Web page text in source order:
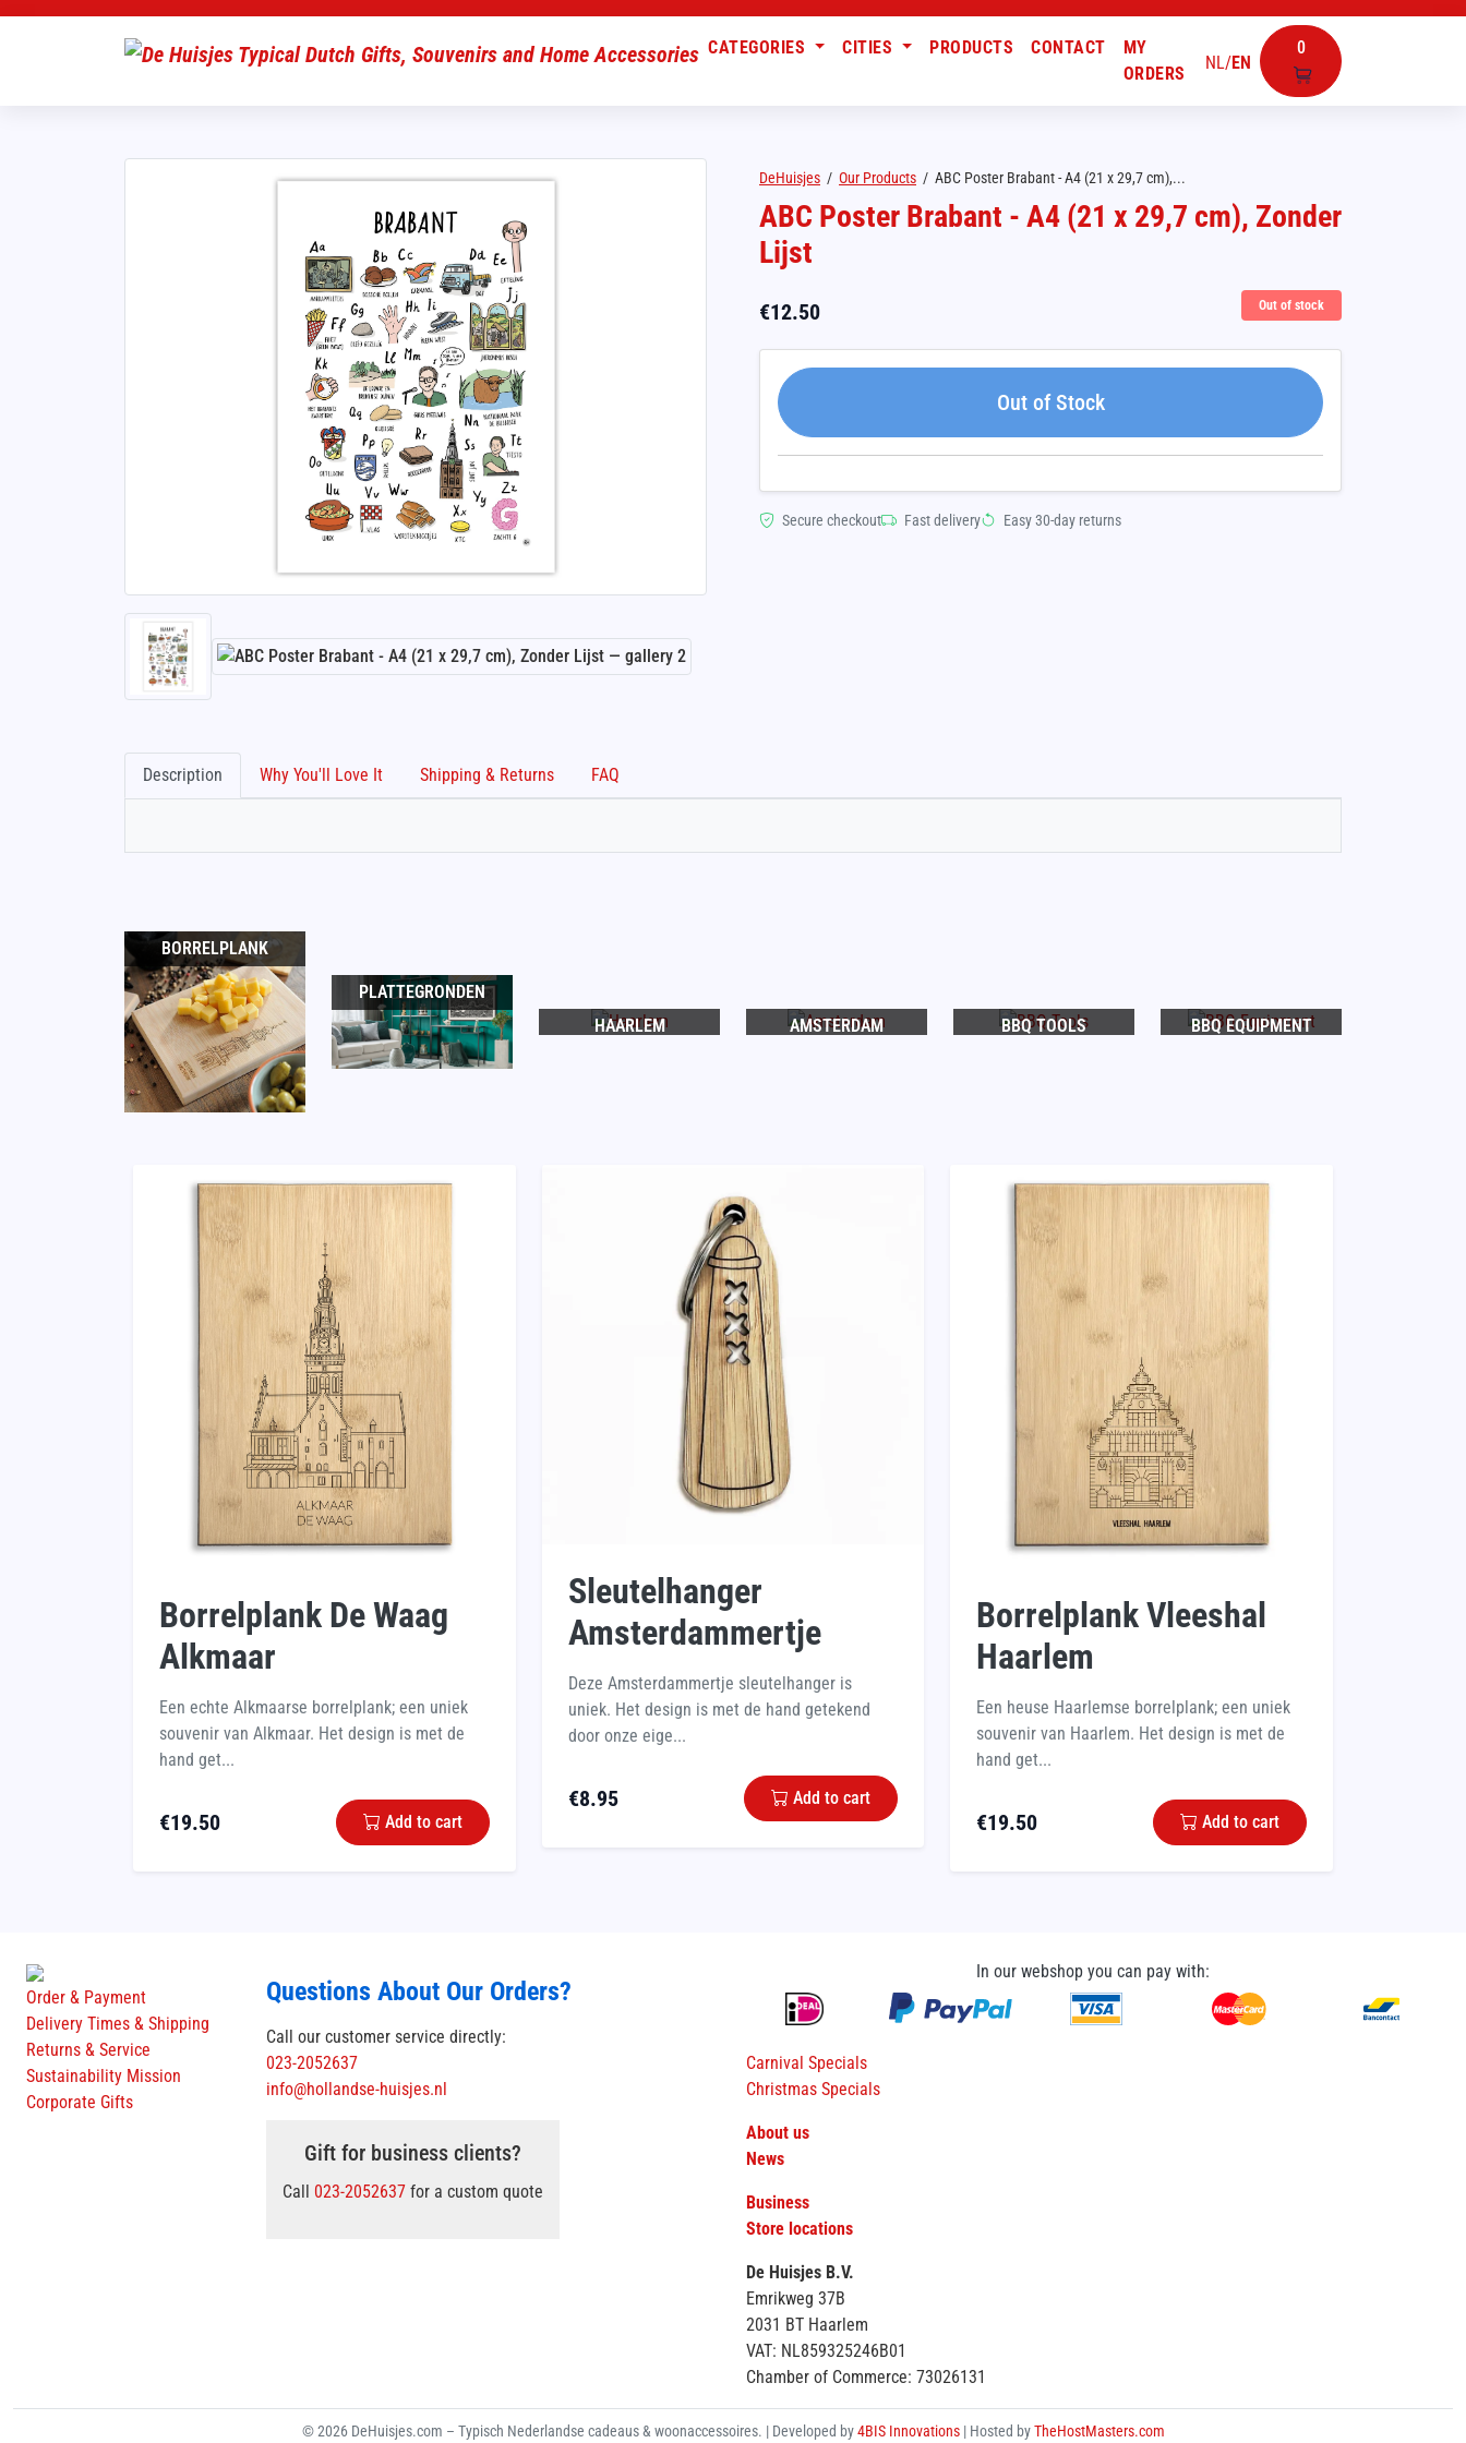
NL/EN
0
CATEGORIES CITIES PRODUCTS CONTACT
MY
ORDERS
DeHuisjes / Our Products / ABC Poster Brabant - A4 (21 x 29,7 cm),...
ABC Poster Brabant - A4 (21 x 29,7 cm), Zonder
Lijst
€12.50 Out of stock
Out of Stock
Secure checkout Fast delivery Easy 30-day returns
Description Why You'll Love It Shipping & Returns FAQ
BORRELPLANK
PLATTEGRONDEN
HAARLEM
AMSTERDAM BBQ TOOLS BBQ EQUIPMENT
Borrelplank De Waag
Alkmaar
Een echte Alkmaarse borrelplank; een uniek
souvenir van Alkmaar. Het design is met de
hand get...
€19.50 Add to cart
Sleutelhanger
Amsterdammertje
Deze Amsterdammertje sleutelhanger is
uniek. Het design is met de hand getekend
door onze eige...
€8.95 Add to cart
Borrelplank Vleeshal
Haarlem
Een heuse Haarlemse borrelplank; een uniek
souvenir van Haarlem. Het design is met de
hand get...
€19.50 Add to cart
Order & Payment
Delivery Times & Shipping
Returns & Service
Sustainability Mission
Corporate Gifts
Questions About Our Orders?
Call our customer service directly:
023-2052637
info@hollandse-huisjes.nl
Gift for business clients?
Call 023-2052637 for a custom quote
In our webshop you can pay with:
Carnival Specials
Christmas Specials
About us
News
Business
Store locations
De Huisjes B.V.
Emrikweg 37B
2031 BT Haarlem
VAT: NL859325246B01
Chamber of Commerce: 73026131
© 2026 DeHuisjes.com – Typisch Nederlandse cadeaus & woonaccessoires. | Developed by4BIS Innovations | Hosted byTheHostMasters.com